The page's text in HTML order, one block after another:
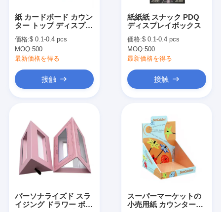
紙 カードボード カウン
ター トップ ディスプレ
プ 化粧品 ディスプレイ
ショー スタンド
価格:$ 0.1-0.4 pcs
MOQ:500
最新価格を得る
接触
紙紙紙 スナック PDQ
ディスプレイボックス
価格:$ 0.1-0.4 pcs
MOQ:500
最新価格を得る
接触
パーソナライズド スラ
イジング ドラワー ボッ
スーパーマーケットの
小売用紙 カウンタート